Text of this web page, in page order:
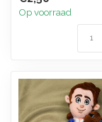
Op voorraad